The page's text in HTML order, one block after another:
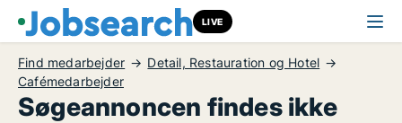
LIVE
Find medarbejder
Detail, Restauration og Hotel
Cafémedarbejder
Søgeannoncen findes ikke